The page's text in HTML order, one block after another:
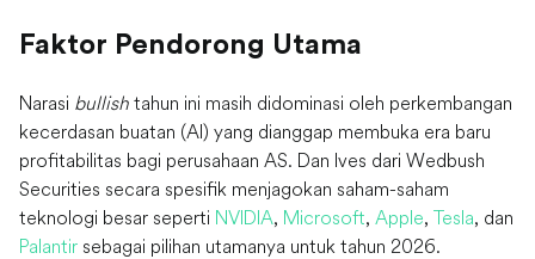
Faktor Pendorong Utama
Narasi bullish tahun ini masih didominasi oleh perkembangan
kecerdasan buatan (AI) yang dianggap membuka era baru
profitabilitas bagi perusahaan AS. Dan Ives dari Wedbush
Securities secara spesifik menjagokan saham-saham
teknologi besar seperti NVIDIA, Microsoft, Apple, Tesla, dan
Palantir sebagai pilihan utamanya untuk tahun 2026.